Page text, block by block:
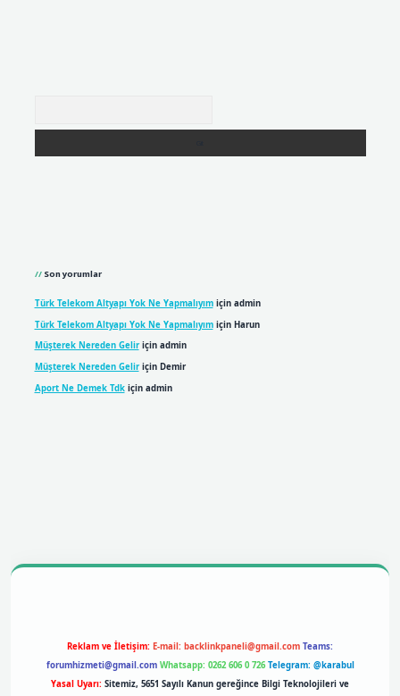
Son yorumlar
Türk Telekom Altyapı Yok Ne Yapmalıyımiçin admin
Türk Telekom Altyapı Yok Ne Yapmalıyımiçin Harun
Müşterek Nereden Geliriçin admin
Müşterek Nereden Geliriçin Demir
Aport Ne Demek Tdkiçin admin
Reklam ve İletişim: E-mail: backlinkpaneli@gmail.com Teams:
forumhizmeti@gmail.com Whatsapp: 0262 606 0 726 Telegram: @karabul
Yasal Uyarı: Sitemiz, 5651 Sayılı Kanun gereğince Bilgi Teknolojileri ve